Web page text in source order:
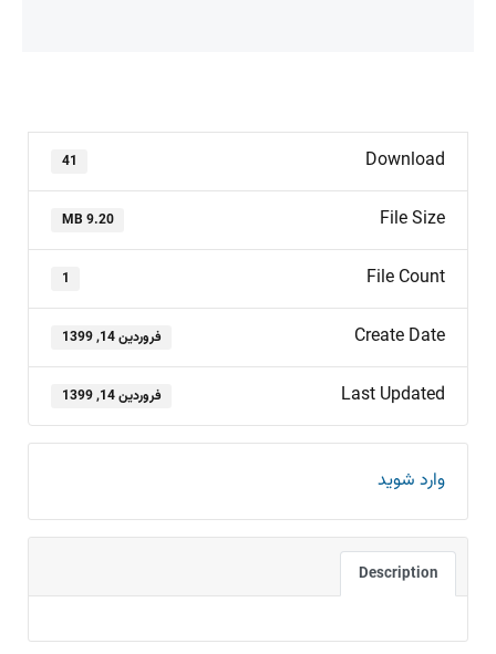
Download
41
File Size
9.20 MB
File Count
1
Create Date فروردین 14, 1399
Last Updated فروردین 14, 1399
وارد شوید
Description